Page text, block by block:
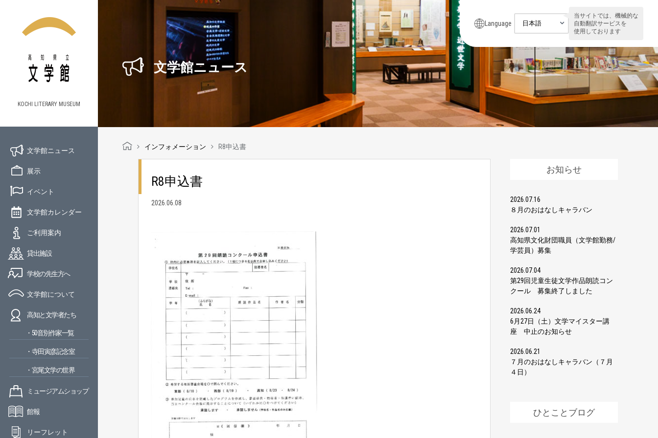
KOCHI LITERARY MUSEUM
文学館ニュース
展示
イベント
文学館カレンダー
ご利用案内
貸出施設
学校の先生方へ
文学館について
高知と文学者たち
・50音別作家一覧
・寺田寅彦記念室
・宮尾文学の世界
ミュージアムショップ
館報
リーフレット
Language
当サイトでは、機械的な
自動翻訳サービスを
使用しております
文学館ニュース
インフォメーション R8申込書
R8申込書
2026.06.08
お知らせ
2026.07.16
８月のおはなしキャラバン
2026.07.01
高知県文化財団職員（文学館勤務/
学芸員）募集
2026.07.04
第29回児童生徒文学作品朗読コン
クール 募集終了しました
2026.06.24
6月27日（土）文学マイスター講
座 中止のお知らせ
2026.06.21
７月のおはなしキャラバン（７月
４日）
ひとことブログ